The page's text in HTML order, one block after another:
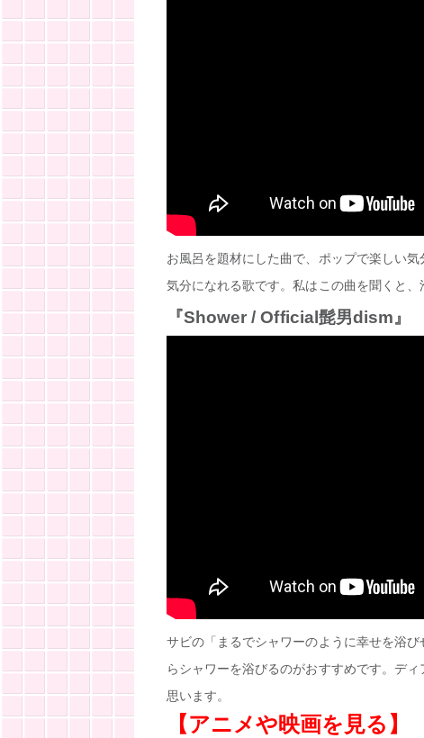
お風呂を題材にした曲で、ポップで楽しい
気分になれる歌です。私はこの曲を聞くと
『Shower / Official髭男dism』
サビの「まるでシャワーのように幸せを浴
らシャワーを浴びるのがおすすめです。デ
思います。
【アニメや映画を見る】